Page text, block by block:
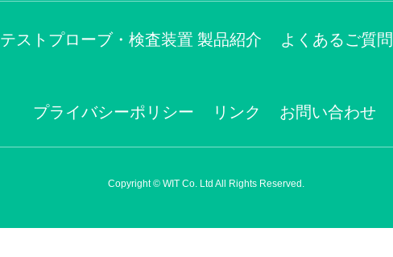
テストプローブ・検査装置 製品紹介 よくあるご質問
プライバシーポリシー リンク お問い合わせ
Copyright © WIT Co. Ltd All Rights Reserved.